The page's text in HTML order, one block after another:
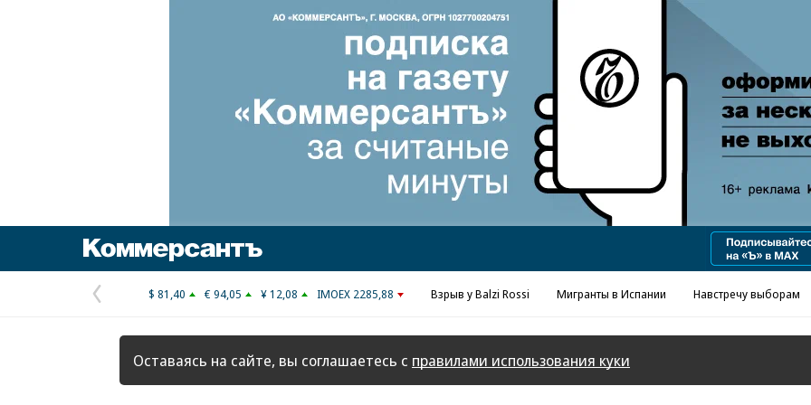
Реклама в «Ъ» www.kommersant.ru/ad
Предыдущая
страница
$ 81,40 € 94,05 ¥ 12,08 IMOEX 2285,88 Взрыв у Balzi Rossi Мигранты в Испании Навстречу выборам
Оставаясь на сайте, вы соглашаетесь с правилами использования куки